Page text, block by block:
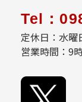
Tel：
定休日：水曜
営業時間：9